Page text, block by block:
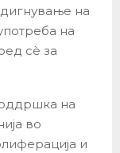
на
на
сè за
на
во
и